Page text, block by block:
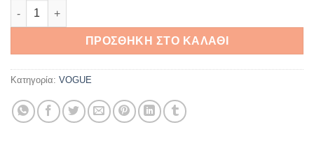
VOGUE 5338 283114 ποσότητα
ΠΡΟΣΘΉΚΗ ΣΤΟ ΚΑΛΆΘΙ
Κατηγορία: VOGUE